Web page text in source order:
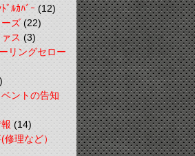
ﾞﾙｶﾊﾞｰ(12)
ズ(22)
ス(3)
リングセロー
ントの告知
(14)
修理など）